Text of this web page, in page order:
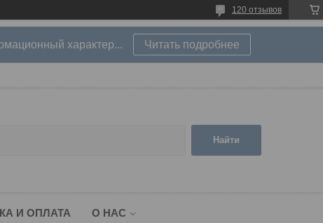
120 отзывов
характер... Читать подробнее
Найти
И ОПЛАТА О НАС